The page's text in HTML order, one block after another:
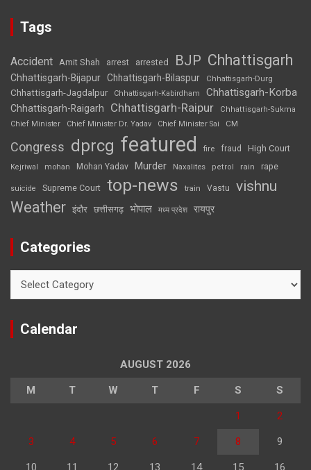
Tags
Accident Amit Shah arrest arrested BJP Chhattisgarh
Chhattisgarh-Bijapur Chhattisgarh-Bilaspur Chhattisgarh-Durg
Chhattisgarh-Jagdalpur Chhattisgarh-Kabirdham Chhattisgarh-Korba
Chhattisgarh-Raigarh Chhattisgarh-Raipur
Chhattisgarh-Sukma
Chief Minister
Chief Minister Dr. Yadav Chief Minister Sai CM
Congress dprcg featured fire fraud High Court
Kejriwal mohan Mohan Yadav Murder Naxalites petrol rain rape
suicide Supreme Court top-news train Vastu vishnu
Weather इंदौर छत्तीसगढ़ भोपाल मध्य प्रदेश रायपुर
Categories
Calendar
AUGUST 2026
M T W T F S S
1 2
3 4 5 6 7 8 9
10 11 12 13 14 15 16